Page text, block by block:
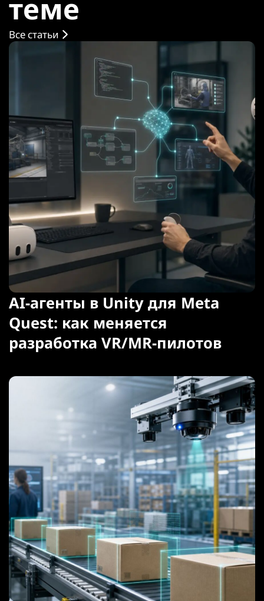
теме
Все статьи
AI-агенты в Unity для Meta
Quest: как меняется
разработка VR/MR-пилотов